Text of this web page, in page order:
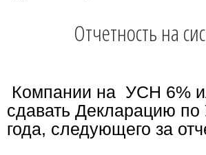
Отчетность на
Компании на УСН 6%
сдавать Декларацию
года, следующего за